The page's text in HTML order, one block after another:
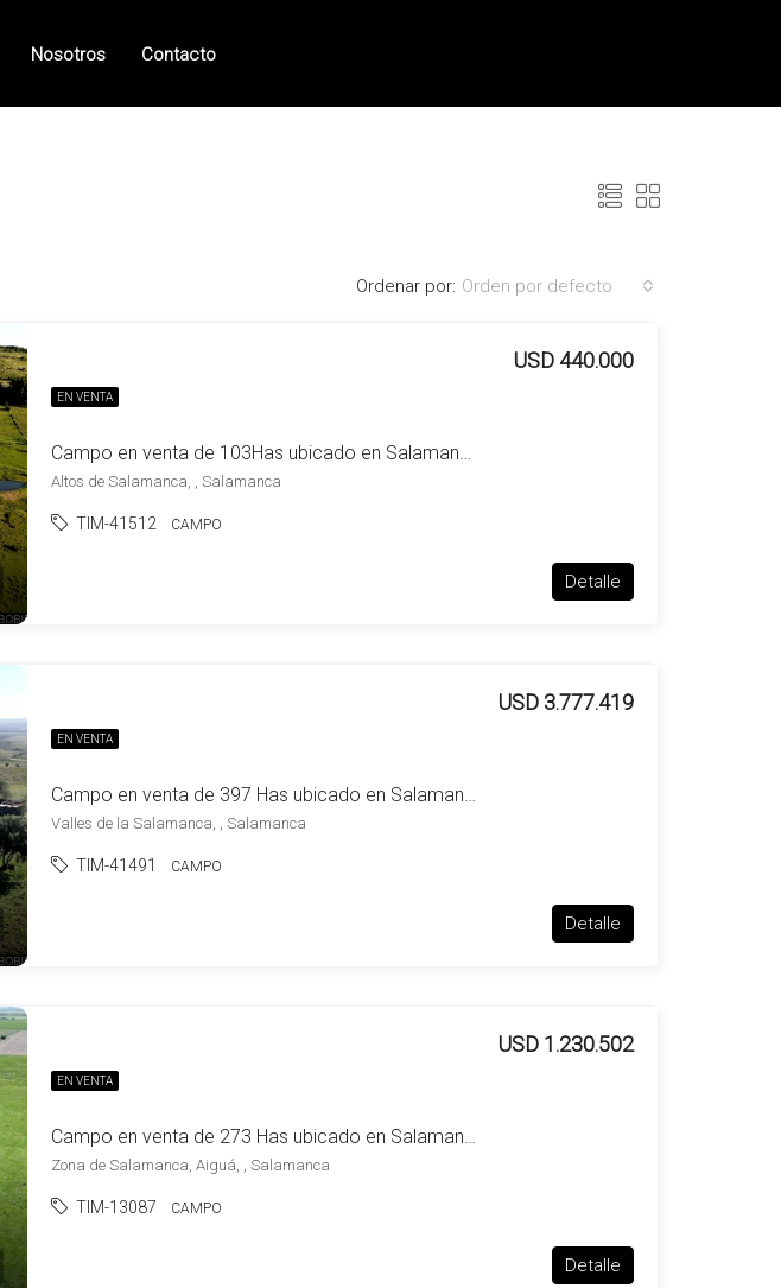
Nosotros Contacto
Ordenar por: Orden por defecto
EN VENTA
Campo en venta de 103Has ubicado en Salamanca
USD 440.000
Altos de Salamanca, , Salamanca
TIM-41512 CAMPO
Detalle
EN VENTA
Campo en venta de 397 Has ubicado en Salamanca
USD 3.777.419
Valles de la Salamanca, , Salamanca
TIM-41491 CAMPO
Detalle
EN VENTA
Campo en venta de 273 Has ubicado en Salamanca – Maldonado
USD 1.230.502
Zona de Salamanca, Aiguá, , Salamanca
TIM-13087 CAMPO
Detalle